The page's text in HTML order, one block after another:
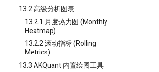
13.2 高级分析图表
13.2.1 月度热力图 (Monthly
Heatmap)
13.2.2 滚动指标 (Rolling
Metrics)
13.3 AKQuant 内置绘图工具